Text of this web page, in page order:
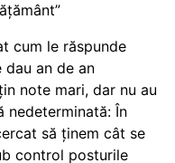
cum le răspunde
an de an
note mari, dar nu au
nedeterminată: În
să ținem cât se
control posturile